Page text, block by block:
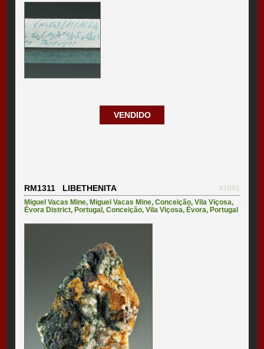
VENDIDO
RM1311 LIBETHENITA
#1081
Miguel Vacas Mine,Miguel Vacas Mine, Conceição, Vila Viçosa,
Évora District, Portugal,Conceição,Vila Viçosa,Évora,Portugal